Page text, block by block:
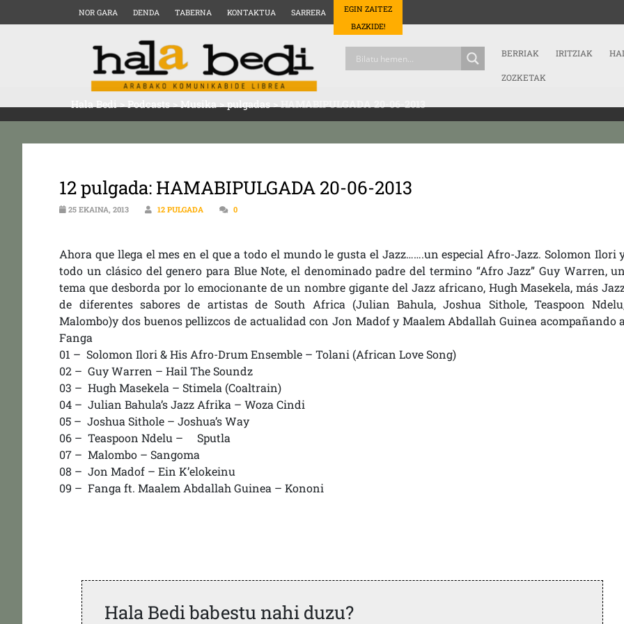
NOR GARA DENDA TABERNA KONTAKTUA SARRERA
EGIN ZAITEZ
BAZKIDE!
BERRIAK IRITZIAK
ZOZKETAK
Hala Bedi>Podcasts>Musika>pulgadas>HAMABIPULGADA 20-06-2013
12 pulgada: HAMABIPULGADA 20-06-2013
25 EKAINA, 2013 12 PULGADA 0
Ahora que llega el mes en el que a todo el mundo le gusta el Jazz…….un especial Afro-Jazz. Solomon Ilori
todo un clásico del genero para Blue Note, el denominado padre del termino “Afro Jazz” Guy Warren,
tema que desborda por lo emocionante de un nombre gigante del Jazz africano, Hugh Masekela, más
de diferentes sabores de artistas de South Africa (Julian Bahula, Joshua Sithole, Teaspoon
Malombo)y dos buenos pellizcos de actualidad con Jon Madof y Maalem Abdallah Guinea acompañando
Fanga
01 – Solomon Ilori & His Afro-Drum Ensemble – Tolani (African Love Song)
02 – Guy Warren – Hail The Soundz
03 – Hugh Masekela – Stimela (Coaltrain)
04 – Julian Bahula’s Jazz Afrika – Woza Cindi
05 – Joshua Sithole – Joshua’s Way
06 – Teaspoon Ndelu – Sputla
07 – Malombo – Sangoma
08 – Jon Madof – Ein K’elokeinu
09 – Fanga ft. Maalem Abdallah Guinea – Kononi
Hala Bedi babestu nahi duzu?